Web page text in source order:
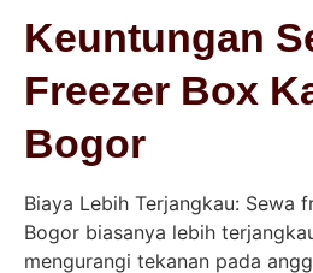
Keuntungan
Freezer Box
Bogor
Biaya Lebih Terjangkau: Sewa
Bogor biasanya lebih
mengurangi tekanan pada